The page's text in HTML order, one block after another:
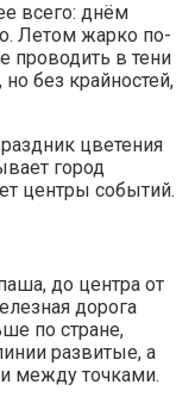
всего: днём
Летом жарко по-
проводить в тени
без крайностей,
цветения
город
центры событий.
до центра от
дорога
по стране,
развитые, а
между точками.